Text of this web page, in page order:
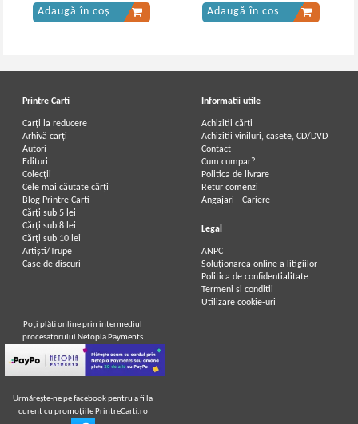
Adaugă în coș Adaugă în coș
Printre Carti
Carți la reducere
Arhivă carți
Autori
Edituri
Colecții
Cele mai căutate cărți
Blog Printre Carti
Cărţi sub 5 lei
Cărţi sub 8 lei
Cărţi sub 10 lei
Artiști/Trupe
Case de discuri
Informatii utile
Achizitii cărți
Achizitii viniluri, casete, CD/DVD
Contact
Cum cumpar?
Politica de livrare
Retur comenzi
Angajari - Cariere
Legal
ANPC
Soluționarea online a litigiilor
Politica de confidentialitate
Termeni si conditii
Utilizare cookie-uri
Poţi plăti online prin intermediul
procesatorului Netopia Payments
Urmăreşte-ne pe facebook pentru a fi la
curent cu promoţiile PrintreCarti.ro